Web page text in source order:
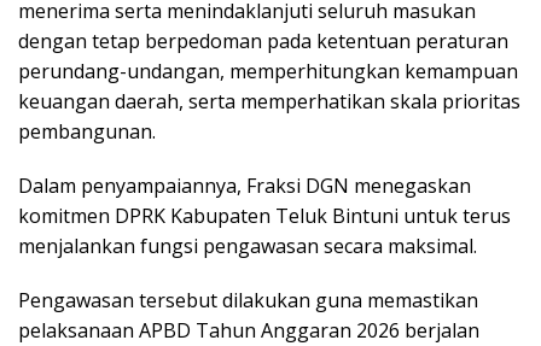
menerima serta menindaklanjuti seluruh masukan
dengan tetap berpedoman pada ketentuan peraturan
perundang-undangan, memperhitungkan kemampuan
keuangan daerah, serta memperhatikan skala prioritas
pembangunan.
Dalam penyampaiannya, Fraksi DGN menegaskan
komitmen DPRK Kabupaten Teluk Bintuni untuk terus
menjalankan fungsi pengawasan secara maksimal.
Pengawasan tersebut dilakukan guna memastikan
pelaksanaan APBD Tahun Anggaran 2026 berjalan